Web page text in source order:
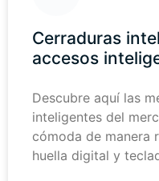
Cerraduras
accesos
Descubre aquí las
inteligentes del
cómoda de manera
huella digital y